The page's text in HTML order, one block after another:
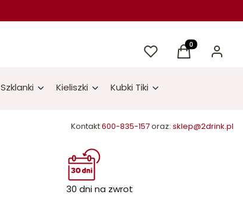
UlubioneProdukty w
Koszyk Zaloguj
Szklanki Kieliszki Kubki Tiki
Kontakt600-835-157oraz: sklep@2drink.pl
30 dni na zwrot